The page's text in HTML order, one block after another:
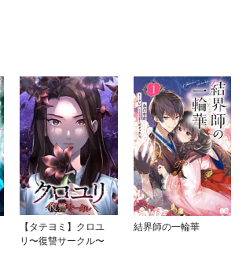
【タテヨミ】クロユ
リ〜復讐サークル〜
結界師の一輪華